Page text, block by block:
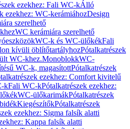
ezekhez: Fali WC-kÁlló
ezekhez: WC-kerámiáhozDesign
szerelhető
WC kerámiára szerelhető
WC-k és WC-ülőkékFali
kívüli öblítőtartályhozPótalkatrészek
WC-khez.MonoblokkWC-
WC-k, magasítottPótalkatrészek
ezekhez: Comfort kivitelű
kFali WC-kPótalkatrészek ezekhez:
WC-ülőkarimákPótalkatrészek
KiegészítőkPótalkatrészek
ezekhez: Sigma falsík alatti
Kappa falsík alatti